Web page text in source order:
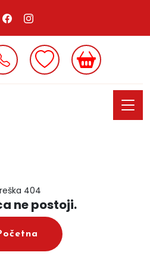
404
ne postoji.